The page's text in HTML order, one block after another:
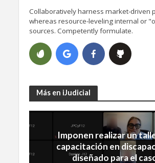
Collaboratively harness market-driven
whereas resource-leveling internal or
sources. Competently formulate.
Más en iJudicial
Imponen realizar un
capacitación en
diseñado para el